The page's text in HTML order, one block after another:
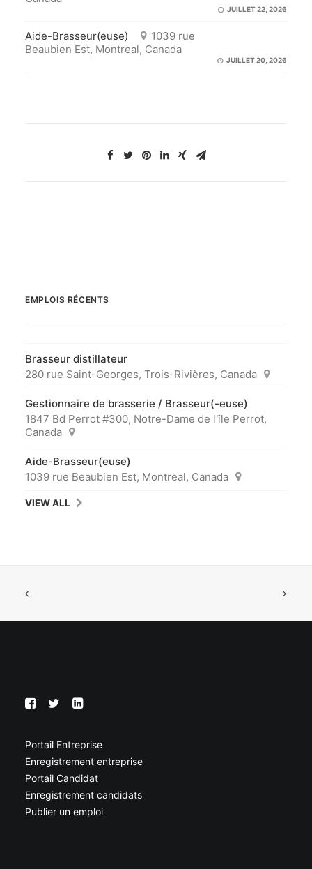
JUILLET 22, 2026
Aide-Brasseur(euse)
1039 rue
Beaubien Est, Montreal, Canada
JUILLET 20, 2026
EMPLOIS RÉCENTS
Brasseur distillateur
280 rue Saint-Georges, Trois-Rivières, Canada
Gestionnaire de brasserie / Brasseur(-euse)
1847 Bd Perrot #300, Notre-Dame de l'île Perrot,
Canada
Aide-Brasseur(euse)
1039 rue Beaubien Est, Montreal, Canada
VIEW ALL
Portail Entreprise
Enregistrement entreprise
Portail Candidat
Enregistrement candidats
Publier un emploi